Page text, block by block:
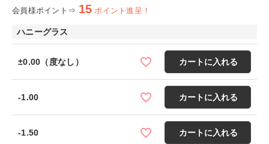
会員様ポイント⇒ 15 ポイント進呈！
ハニーグラス
±0.00（度なし） カートに入れる
-1.00 カートに入れる
-1.50 カートに入れる